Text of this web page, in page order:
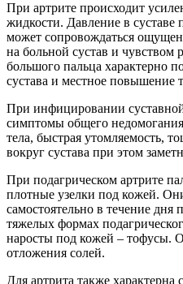
При артрите происходит
жидкости. Давление в суставе
может сопровождаться
на больной сустав и чувством
большого пальца характерно
сустава и местное повышение
При инфицировании
симптомы общего
тела, быстрая утомляемость,
вокруг сустава при этом
При подагрическом артрите
плотные узелки под кожей.
самостоятельно в течение дня
тяжелых формах
наросты под кожей – тофусы.
отложения солей.
Для артрита также характерна